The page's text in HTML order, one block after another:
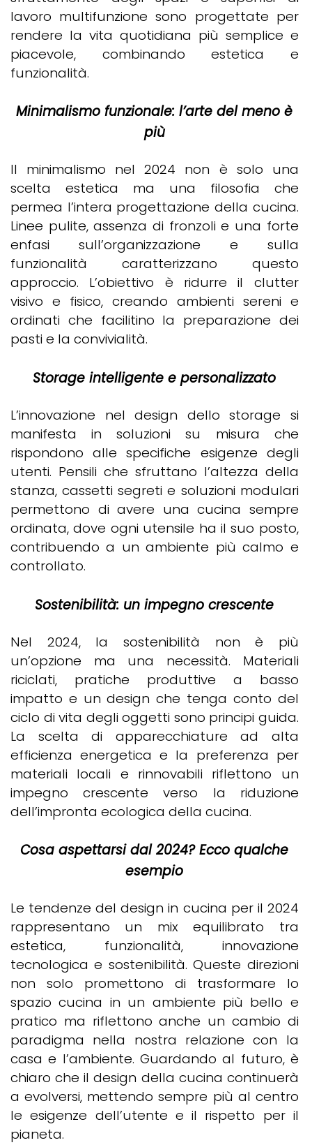
lavoro multifunzione sono progettate per
rendere la vita quotidiana più semplice e
piacevole, combinando estetica e
funzionalità.
Minimalismo funzionale: l’arte del meno è
più
Il minimalismo nel 2024 non è solo una
scelta estetica ma una filosofia che
permea l’intera progettazione della cucina.
Linee pulite, assenza di fronzoli e una forte
enfasi sull’organizzazione e sulla
funzionalità caratterizzano questo
approccio. L’obiettivo è ridurre il clutter
visivo e fisico, creando ambienti sereni e
ordinati che facilitino la preparazione dei
pasti e la convivialità.
Storage intelligente e personalizzato
L’innovazione nel design dello storage si
manifesta in soluzioni su misura che
rispondono alle specifiche esigenze degli
utenti. Pensili che sfruttano l’altezza della
stanza, cassetti segreti e soluzioni modulari
permettono di avere una cucina sempre
ordinata, dove ogni utensile ha il suo posto,
contribuendo a un ambiente più calmo e
controllato.
Sostenibilità: un impegno crescente
Nel 2024, la sostenibilità non è più
un’opzione ma una necessità. Materiali
riciclati, pratiche produttive a basso
impatto e un design che tenga conto del
ciclo di vita degli oggetti sono principi guida.
La scelta di apparecchiature ad alta
efficienza energetica e la preferenza per
materiali locali e rinnovabili riflettono un
impegno crescente verso la riduzione
dell’impronta ecologica della cucina.
Cosa aspettarsi dal 2024? Ecco qualche
esempio
Le tendenze del design in cucina per il 2024
rappresentano un mix equilibrato tra
estetica, funzionalità, innovazione
tecnologica e sostenibilità. Queste direzioni
non solo promettono di trasformare lo
spazio cucina in un ambiente più bello e
pratico ma riflettono anche un cambio di
paradigma nella nostra relazione con la
casa e l’ambiente. Guardando al futuro, è
chiaro che il design della cucina continuerà
a evolversi, mettendo sempre più al centro
le esigenze dell’utente e il rispetto per il
pianeta.